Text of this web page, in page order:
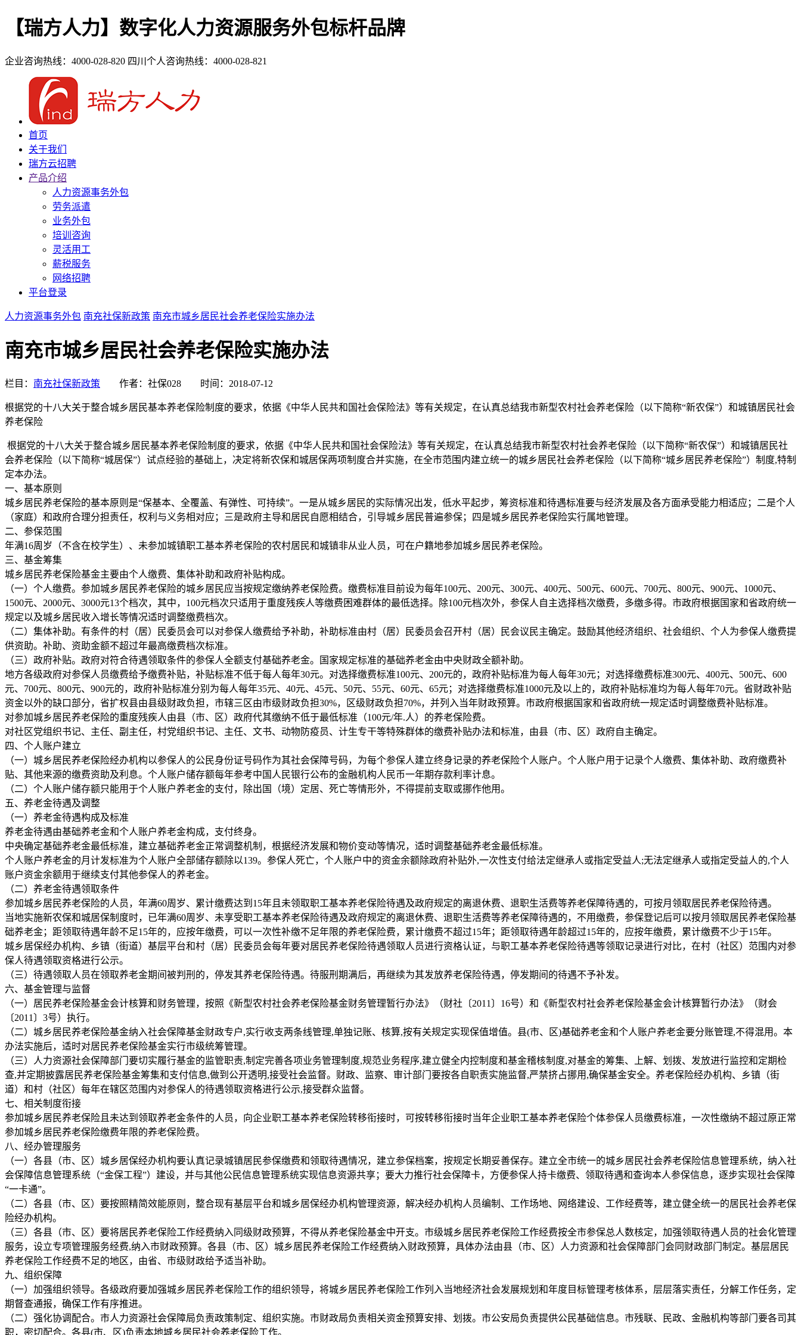
【瑞方人力】数字化人力资源服务外包标杆品牌
企业咨询热线：4000-028-820 四川个人咨询热线：4000-028-821
首页
关于我们
瑞方云招聘
产品介绍
人力资源事务外包
劳务派遣
业务外包
培训咨询
灵活用工
薪税服务
网络招聘
平台登录
人力资源事务外包 南充社保新政策 南充市城乡居民社会养老保险实施办法
南充市城乡居民社会养老保险实施办法
栏目： 南充社保新政策 作者：社保028 时间：2018-07-12
根据党的十八大关于整合城乡居民基本养老保险制度的要求，依据《中华人民共和国社会保险法》等有关规定，在认真总结我市新型农村社会养老保险（以下简称“新农保”）和城镇居民社会
养老保险
根据党的十八大关于整合城乡居民基本养老保险制度的要求，依据《中华人民共和国社会保险法》等有关规定，在认真总结我市新型农村社会养老保险（以下简称“新农保”）和城镇居民社
会养老保险（以下简称“城居保”）试点经验的基础上，决定将新农保和城居保两项制度合并实施，在全市范围内建立统一的城乡居民社会养老保险（以下简称“城乡居民养老保险”）制度,特制
定本办法。
一、基本原则
城乡居民养老保险的基本原则是“保基本、全覆盖、有弹性、可持续”。一是从城乡居民的实际情况出发，低水平起步，筹资标准和待遇标准要与经济发展及各方面承受能力相适应；二是个人
（家庭）和政府合理分担责任，权利与义务相对应；三是政府主导和居民自愿相结合，引导城乡居民普遍参保；四是城乡居民养老保险实行属地管理。
二、参保范围
年满16周岁（不含在校学生）、未参加城镇职工基本养老保险的农村居民和城镇非从业人员，可在户籍地参加城乡居民养老保险。
三、基金筹集
城乡居民养老保险基金主要由个人缴费、集体补助和政府补贴构成。
（一）个人缴费。参加城乡居民养老保险的城乡居民应当按规定缴纳养老保险费。缴费标准目前设为每年100元、200元、300元、400元、500元、600元、700元、800元、900元、1000元、
1500元、2000元、3000元13个档次，其中，100元档次只适用于重度残疾人等缴费困难群体的最低选择。除100元档次外，参保人自主选择档次缴费，多缴多得。市政府根据国家和省政府统一
规定以及城乡居民收入增长等情况适时调整缴费档次。
（二）集体补助。有条件的村（居）民委员会可以对参保人缴费给予补助，补助标准由村（居）民委员会召开村（居）民会议民主确定。鼓励其他经济组织、社会组织、个人为参保人缴费提
供资助。补助、资助金额不超过年最高缴费档次标准。
（三）政府补贴。政府对符合待遇领取条件的参保人全额支付基础养老金。国家规定标准的基础养老金由中央财政全额补助。
地方各级政府对参保人员缴费给予缴费补贴，补贴标准不低于每人每年30元。对选择缴费标准100元、200元的，政府补贴标准为每人每年30元；对选择缴费标准300元、400元、500元、600
元、700元、800元、900元的，政府补贴标准分别为每人每年35元、40元、45元、50元、55元、60元、65元；对选择缴费标准1000元及以上的，政府补贴标准均为每人每年70元。省财政补贴
资金以外的缺口部分，省扩权县由县级财政负担，市辖三区由市级财政负担30%，区级财政负担70%，并列入当年财政预算。市政府根据国家和省政府统一规定适时调整缴费补贴标准。
对参加城乡居民养老保险的重度残疾人由县（市、区）政府代其缴纳不低于最低标准（100元/年.人）的养老保险费。
对社区党组织书记、主任、副主任，村党组织书记、主任、文书、动物防疫员、计生专干等特殊群体的缴费补贴办法和标准，由县（市、区）政府自主确定。
四、个人账户建立
（一）城乡居民养老保险经办机构以参保人的公民身份证号码作为其社会保障号码，为每个参保人建立终身记录的养老保险个人账户。个人账户用于记录个人缴费、集体补助、政府缴费补
贴、其他来源的缴费资助及利息。个人账户储存额每年参考中国人民银行公布的金融机构人民币一年期存款利率计息。
（二）个人账户储存额只能用于个人账户养老金的支付，除出国（境）定居、死亡等情形外，不得提前支取或挪作他用。
五、养老金待遇及调整
（一）养老金待遇构成及标准
养老金待遇由基础养老金和个人账户养老金构成，支付终身。
中央确定基础养老金最低标准，建立基础养老金正常调整机制，根据经济发展和物价变动等情况，适时调整基础养老金最低标准。
个人账户养老金的月计发标准为个人账户全部储存额除以139。参保人死亡，个人账户中的资金余额除政府补贴外,一次性支付给法定继承人或指定受益人;无法定继承人或指定受益人的,个人
账户资金余额用于继续支付其他参保人的养老金。
（二）养老金待遇领取条件
参加城乡居民养老保险的人员，年满60周岁、累计缴费达到15年且未领取职工基本养老保险待遇及政府规定的离退休费、退职生活费等养老保障待遇的，可按月领取居民养老保险待遇。
当地实施新农保和城居保制度时，已年满60周岁、未享受职工基本养老保险待遇及政府规定的离退休费、退职生活费等养老保障待遇的，不用缴费，参保登记后可以按月领取居民养老保险基
础养老金；距领取待遇年龄不足15年的，应按年缴费，可以一次性补缴不足年限的养老保险费，累计缴费不超过15年；距领取待遇年龄超过15年的，应按年缴费，累计缴费不少于15年。
城乡居保经办机构、乡镇（街道）基层平台和村（居）民委员会每年要对居民养老保险待遇领取人员进行资格认证，与职工基本养老保险待遇等领取记录进行对比，在村（社区）范围内对参
保人待遇领取资格进行公示。
（三）待遇领取人员在领取养老金期间被判刑的，停发其养老保险待遇。待服刑期满后，再继续为其发放养老保险待遇，停发期间的待遇不予补发。
六、基金管理与监督
（一）居民养老保险基金会计核算和财务管理，按照《新型农村社会养老保险基金财务管理暂行办法》（财社〔2011〕16号）和《新型农村社会养老保险基金会计核算暂行办法》（财会
〔2011〕3号）执行。
（二）城乡居民养老保险基金纳入社会保障基金财政专户,实行收支两条线管理,单独记账、核算,按有关规定实现保值增值。县(市、区)基础养老金和个人账户养老金要分账管理,不得混用。本
办法实施后，适时对居民养老保险基金实行市级统筹管理。
（三）人力资源社会保障部门要切实履行基金的监管职责,制定完善各项业务管理制度,规范业务程序,建立健全内控制度和基金稽核制度,对基金的筹集、上解、划拨、发放进行监控和定期检
查,并定期披露居民养老保险基金筹集和支付信息,做到公开透明,接受社会监督。财政、监察、审计部门要按各自职责实施监督,严禁挤占挪用,确保基金安全。养老保险经办机构、乡镇（街
道）和村（社区）每年在辖区范围内对参保人的待遇领取资格进行公示,接受群众监督。
七、相关制度衔接
参加城乡居民养老保险且未达到领取养老金条件的人员，向企业职工基本养老保险转移衔接时，可按转移衔接时当年企业职工基本养老保险个体参保人员缴费标准，一次性缴纳不超过原正常
参加城乡居民养老保险缴费年限的养老保险费。
八、经办管理服务
（一）各县（市、区）城乡居保经办机构要认真记录城镇居民参保缴费和领取待遇情况，建立参保档案，按规定长期妥善保存。建立全市统一的城乡居民社会养老保险信息管理系统，纳入社
会保障信息管理系统（“金保工程”）建设，并与其他公民信息管理系统实现信息资源共享；要大力推行社会保障卡，方便参保人持卡缴费、领取待遇和查询本人参保信息，逐步实现社会保障
“一卡通”。
（二）各县（市、区）要按照精简效能原则，整合现有基层平台和城乡居保经办机构管理资源，解决经办机构人员编制、工作场地、网络建设、工作经费等，建立健全统一的居民社会养老保
险经办机构。
（三）各县（市、区）要将居民养老保险工作经费纳入同级财政预算，不得从养老保险基金中开支。市级城乡居民养老保险工作经费按全市参保总人数核定，加强领取待遇人员的社会化管理
服务，设立专项管理服务经费,纳入市财政预算。各县（市、区）城乡居民养老保险工作经费纳入财政预算，具体办法由县（市、区）人力资源和社会保障部门会同财政部门制定。基层居民
养老保险工作经费不足的地区，由省、市级财政给予适当补助。
九、组织保障
（一）加强组织领导。各级政府要加强城乡居民养老保险工作的组织领导，将城乡居民养老保险工作列入当地经济社会发展规划和年度目标管理考核体系，层层落实责任，分解工作任务，定
期督查通报，确保工作有序推进。
（二）强化协调配合。市人力资源社会保障局负责政策制定、组织实施。市财政局负责相关资金预算安排、划拨。市公安局负责提供公民基础信息。市残联、民政、金融机构等部门要各司其
职，密切配合。各县(市、区)负责本地城乡居民社会养老保险工作。